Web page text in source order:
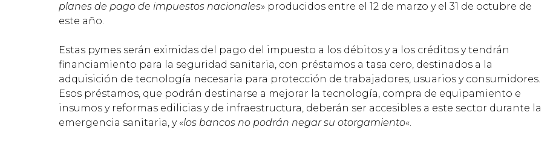
planes de pago de impuestos nacionales» producidos entre el 12 de marzo y el 31 de octubre de
este año.
Estas pymes serán eximidas del pago del impuesto a los débitos y a los créditos y tendrán
financiamiento para la seguridad sanitaria, con préstamos a tasa cero, destinados a la
adquisición de tecnología necesaria para protección de trabajadores, usuarios y consumidores.
Esos préstamos, que podrán destinarse a mejorar la tecnología, compra de equipamiento e
insumos y reformas edilicias y de infraestructura, deberán ser accesibles a este sector durante la
emergencia sanitaria, y «los bancos no podrán negar su otorgamiento«.